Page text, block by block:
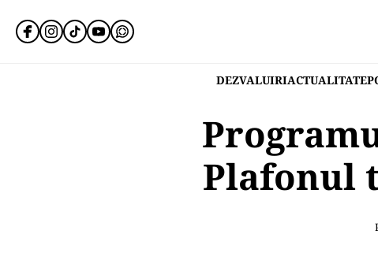
DEZVALUIRIACTUALITATE
Plafonul